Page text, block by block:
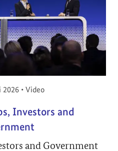
am:
2026 • Video
Investors and
and Government